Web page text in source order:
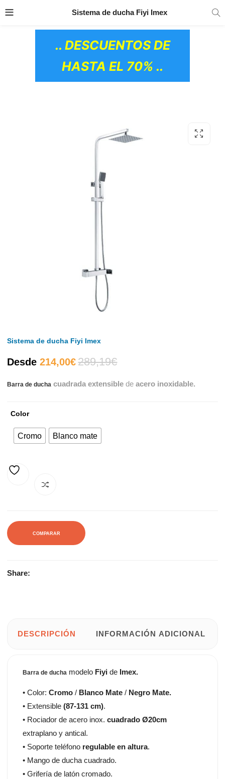
PRODUCTOS
.. DESCUENTOS DE
HASTA EL 70% ..
Sistema de ducha Fiyi Imex
Sistema de ducha Fiyi Imex
Desde 214,00€El
precio
es:
289,19€El
precio
Barra de ducha cuadrada extensible deacero inoxidable.
Color
Cromo Blanco mate
COMPARAR
Share:
DESCRIPCIÓN INFORMACIÓN ADICIONAL
Barra de ducha modelo Fiyi de Imex.
• Color:Cromo / Blanco Mate / Negro Mate.
• Extensible (87-131 cm).
• Rociador de acero inox.cuadrado Ø20cm
extraplano y antical.
• Soporte teléfono regulable en altura.
• Mango de ducha cuadrado.
• Grifería de latón cromado.